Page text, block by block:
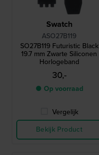
Swatch
ASO27B119
SO27B119 Futuristic Black
19.7 mm Zwarte Siliconen
Horlogeband
30,-
● Op voorraad
Vergelijk
Bekijk Product